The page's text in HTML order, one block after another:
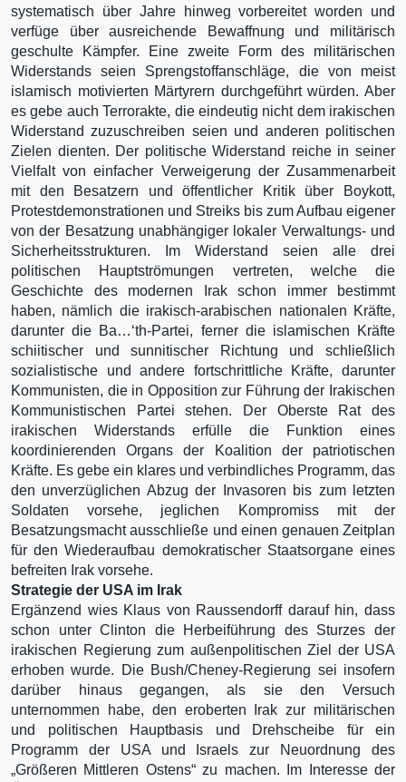
systematisch über Jahre hinweg vorbereitet worden und
verfüge über ausreichende Bewaffnung und militärisch
geschulte Kämpfer. Eine zweite Form des militärischen
Widerstands seien Sprengstoffanschläge, die von meist
islamisch motivierten Märtyrern durchgeführt würden. Aber
es gebe auch Terrorakte, die eindeutig nicht dem irakischen
Widerstand zuzuschreiben seien und anderen politischen
Zielen dienten. Der politische Widerstand reiche in seiner
Vielfalt von einfacher Verweigerung der Zusammenarbeit
mit den Besatzern und öffentlicher Kritik über Boykott,
Protestdemonstrationen und Streiks bis zum Aufbau eigener
von der Besatzung unabhängiger lokaler Verwaltungs- und
Sicherheitsstrukturen. Im Widerstand seien alle drei
politischen Hauptströmungen vertreten, welche die
Geschichte des modernen Irak schon immer bestimmt
haben, nämlich die irakisch-arabischen nationalen Kräfte,
darunter die Ba…‘th-Partei, ferner die islamischen Kräfte
schiitischer und sunnitischer Richtung und schließlich
sozialistische und andere fortschrittliche Kräfte, darunter
Kommunisten, die in Opposition zur Führung der Irakischen
Kommunistischen Partei stehen. Der Oberste Rat des
irakischen Widerstands erfülle die Funktion eines
koordinierenden Organs der Koalition der patriotischen
Kräfte. Es gebe ein klares und verbindliches Programm, das
den unverzüglichen Abzug der Invasoren bis zum letzten
Soldaten vorsehe, jeglichen Kompromiss mit der
Besatzungsmacht ausschließe und einen genauen Zeitplan
für den Wiederaufbau demokratischer Staatsorgane eines
befreiten Irak vorsehe.
Strategie der USA im Irak
Ergänzend wies Klaus von Raussendorff darauf hin, dass
schon unter Clinton die Herbeiführung des Sturzes der
irakischen Regierung zum außenpolitischen Ziel der USA
erhoben wurde. Die Bush/Cheney-Regierung sei insofern
darüber hinaus gegangen, als sie den Versuch
unternommen habe, den eroberten Irak zur militärischen
und politischen Hauptbasis und Drehscheibe für ein
Programm der USA und Israels zur Neuordnung des
„Größeren Mittleren Ostens“ zu machen. Im Interesse der